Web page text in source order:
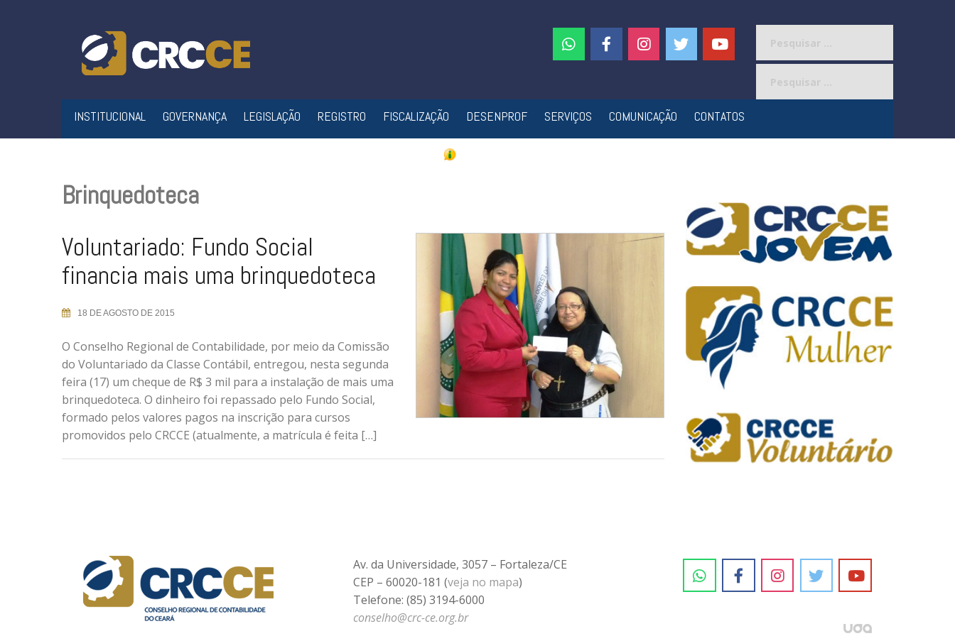
INSTITUCIONAL GOVERNANÇA LEGISLAÇÃO REGISTRO FISCALIZAÇÃO DESENPROF SERVIÇOS COMUNICAÇÃO CONTATOS
Brinquedoteca
Voluntariado: Fundo Social
financia mais uma brinquedoteca
18 DE AGOSTO DE 2015
O Conselho Regional de Contabilidade, por meio da Comissão
do Voluntariado da Classe Contábil, entregou, nesta segunda
feira (17) um cheque de R$ 3 mil para a instalação de mais uma
brinquedoteca. O dinheiro foi repassado pelo Fundo Social,
formado pelos valores pagos na inscrição para cursos
promovidos pelo CRCCE (atualmente, a matrícula é feita […]
Av. da Universidade, 3057 – Fortaleza/CE
CEP – 60020-181 (veja no mapa)
Telefone: (85) 3194-6000
conselho@crc-ce.org.br